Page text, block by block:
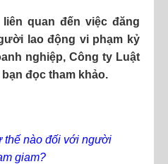
quan đến việc đăng
lao động vi phạm kỷ
nghiệp, Công ty Luật
đọc tham khảo.
thế nào đối với người
giam?